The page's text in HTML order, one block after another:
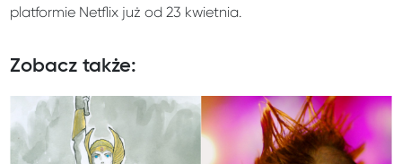
platformie Netflix już od 23 kwietnia.
Zobacz także: